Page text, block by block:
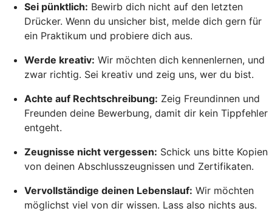
Sei pünktlich: Bewirb dich nicht auf den letzten
Drücker. Wenn du unsicher bist, melde dich gern für
ein Praktikum und probiere dich aus.
Werde kreativ: Wir möchten dich kennenlernen, und
zwar richtig. Sei kreativ und zeig uns, wer du bist.
Achte auf Rechtschreibung: Zeig Freundinnen und
Freunden deine Bewerbung, damit dir kein Tippfehler
entgeht.
Zeugnisse nicht vergessen: Schick uns bitte Kopien
von deinen Abschlusszeugnissen und Zertifikaten.
Vervollständige deinen Lebenslauf: Wir möchten
möglichst viel von dir wissen. Lass also nichts aus.